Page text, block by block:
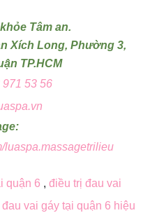
Tâm an.
Xích Long, Phường 3,
TP.HCM
971 53 56
luaspa.massagetrilieu
quận 6 , điều trị đau vai
vai gáy tại quận 6 hiệu